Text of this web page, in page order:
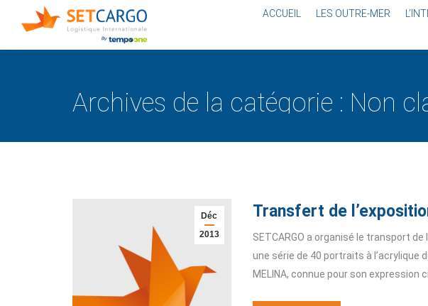
ACCUEIL LES OUTRE-MER
Archives de la catégorie : Non
Déc
2013
Transfert de
SETCARGO a organisé le transport
une série de 40 portraits à l’acrylique
MELINA, connue pour son expression